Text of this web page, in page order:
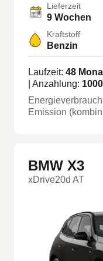
Lieferzeit
9 Wochen
Kraftstoff
Benzin
Laufzeit: 48
| Anzahlung: 1000
Emission
BMW X3
xDrive20d AT